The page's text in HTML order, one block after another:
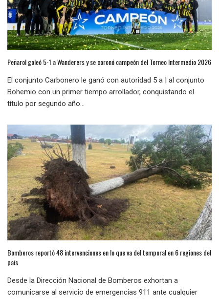
Peñarol goleó 5-1 a Wanderers y se coronó campeón del Torneo Intermedio 2026
El conjunto Carbonero le ganó con autoridad 5 a | al conjunto
Bohemio con un primer tiempo arrollador, conquistando el
título por segundo año...
Bomberos reportó 48 intervenciones en lo que va del temporal en 6 regiones del
país
Desde la Dirección Nacional de Bomberos exhortan a
comunicarse al servicio de emergencias 911 ante cualquier